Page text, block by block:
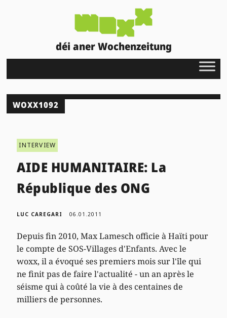
déi aner Wochenzeitung
WOXX1092
INTERVIEW
AIDE HUMANITAIRE: La
République des ONG
LUC CAREGARI 06.01.2011
Depuis fin 2010, Max Lamesch officie à Haïti pour
le compte de SOS-Villages d'Enfants. Avec le
woxx, il a évoqué ses premiers mois sur l'île qui
ne finit pas de faire l'actualité - un an après le
séisme qui à coûté la vie à des centaines de
milliers de personnes.